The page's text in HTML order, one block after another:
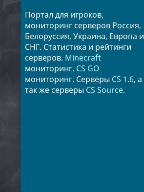
Портал для игроков,
мониторинг серверов Россия,
Белоруссия, Украина, Европа и
СНГ. Статистика и рейтинги
серверов. Minecraft
мониторинг. CS GO
мониторинг. Серверы CS 1.6, а
так же серверы CS Source.